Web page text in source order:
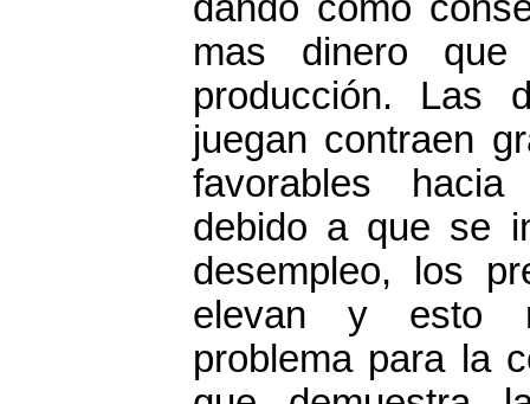
dando como
mas dinero
producción. Las
juegan contraen
favorables
debido a que se
desempleo, los
elevan y esto
problema para la